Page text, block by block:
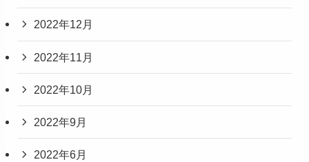
2022年12月
2022年11月
2022年10月
2022年9月
2022年6月